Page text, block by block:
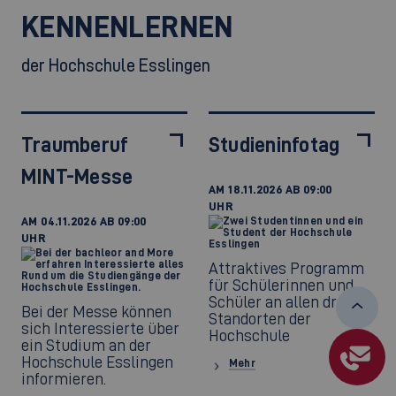
KENNENLERNEN
der Hochschule Esslingen
Traumberuf
MINT-Messe
AM 04.11.2026 AB 09:00
UHR
Bei der Messe können
sich Interessierte über
ein Studium an der
Hochschule Esslingen
informieren.
Studieninfotag
AM 18.11.2026 AB 09:00
UHR
Attraktives Programm
für Schülerinnen und
Schüler an allen drei
Standorten der
Hochschule
Mehr